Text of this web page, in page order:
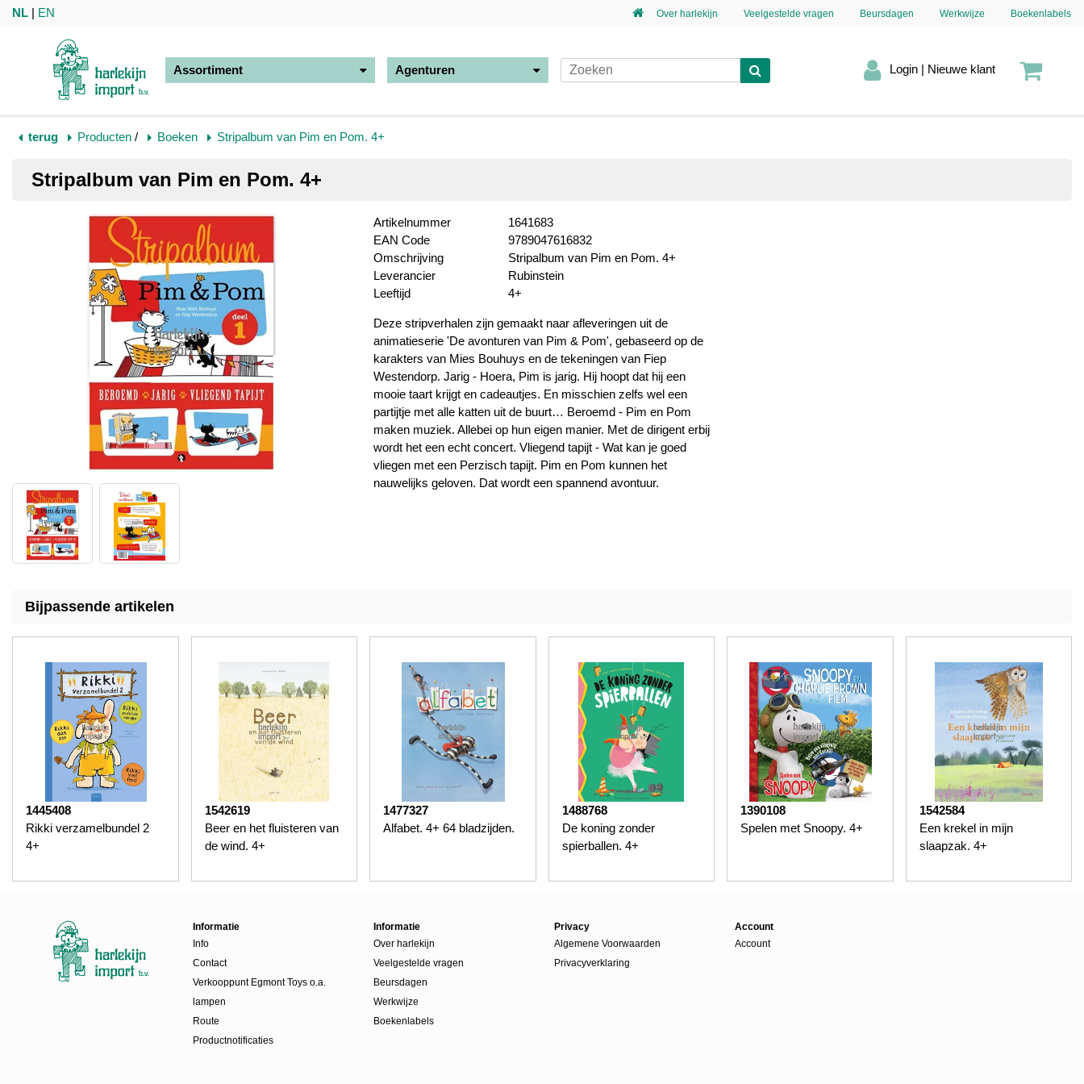
NL | EN Over harlekijn Veelgestelde vragen Beursdagen Werkwijze Boekenlabels
Assortiment Agenturen Login | Nieuwe klant
terug Producten / Boeken Stripalbum van Pim en Pom. 4+
Stripalbum van Pim en Pom. 4+
Artikelnummer
1641683
EAN Code
9789047616832
Omschrijving
Stripalbum van Pim en Pom. 4+
Leverancier
Rubinstein
Leeftijd
4+
Deze stripverhalen zijn gemaakt naar afleveringen uit de
animatieserie 'De avonturen van Pim & Pom', gebaseerd op de
karakters van Mies Bouhuys en de tekeningen van Fiep
Westendorp. Jarig - Hoera, Pim is jarig. Hij hoopt dat hij een
mooie taart krijgt en cadeautjes. En misschien zelfs wel een
partijtje met alle katten uit de buurt… Beroemd - Pim en Pom
maken muziek. Allebei op hun eigen manier. Met de dirigent erbij
wordt het een echt concert. Vliegend tapijt - Wat kan je goed
vliegen met een Perzisch tapijt. Pim en Pom kunnen het
nauwelijks geloven. Dat wordt een spannend avontuur.
Bijpassende artikelen
1445408
Rikki verzamelbundel 2
4+
1542619
Beer en het fluisteren van
de wind. 4+
1477327
Alfabet. 4+ 64 bladzijden.
1488768
De koning zonder
spierballen. 4+
1390108
Spelen met Snoopy. 4+
1542584
Een krekel in mijn
slaapzak. 4+
Informatie
Info
Contact
Verkooppunt Egmont Toys o.a.
lampen
Route
Productnotificaties
Informatie
Over harlekijn
Veelgestelde vragen
Beursdagen
Werkwijze
Boekenlabels
Privacy
Algemene Voorwaarden
Privacyverklaring
Account
Account